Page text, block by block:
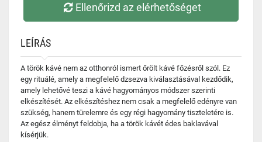
Ellenőrizd az elérhetőséget
LEÍRÁS
A török kávé nem az otthonról ismert őrölt kávé főzésről szól. Ez
egy rituálé, amely a megfelelő dzsezva kiválasztásával kezdődik,
amely lehetővé teszi a kávé hagyományos módszer szerinti
elkészítését. Az elkészítéshez nem csak a megfelelő edényre van
szükség, hanem türelemre és egy régi hagyomány tiszteletére is.
Az egész élményt feldobja, ha a török kávét édes baklavával
kísérjük.